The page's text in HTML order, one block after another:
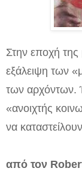
Στην εποχή της
εξάλειψη των
των αρχόντων.
«ανοιχτής
να
από τον